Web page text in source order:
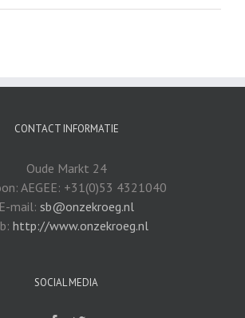
CONTACT INFORMATIE
Oude Markt 24
AEGEE: +31(0)53 4321040
E-mail: sb@onzekroeg.nl
http://www.onzekroeg.nl
SOCIAL MEDIA